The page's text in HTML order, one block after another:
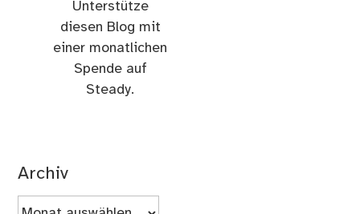
Unterstütze
diesen Blog mit
einer monatlichen
Spende auf
Steady.
Archiv
Archiv